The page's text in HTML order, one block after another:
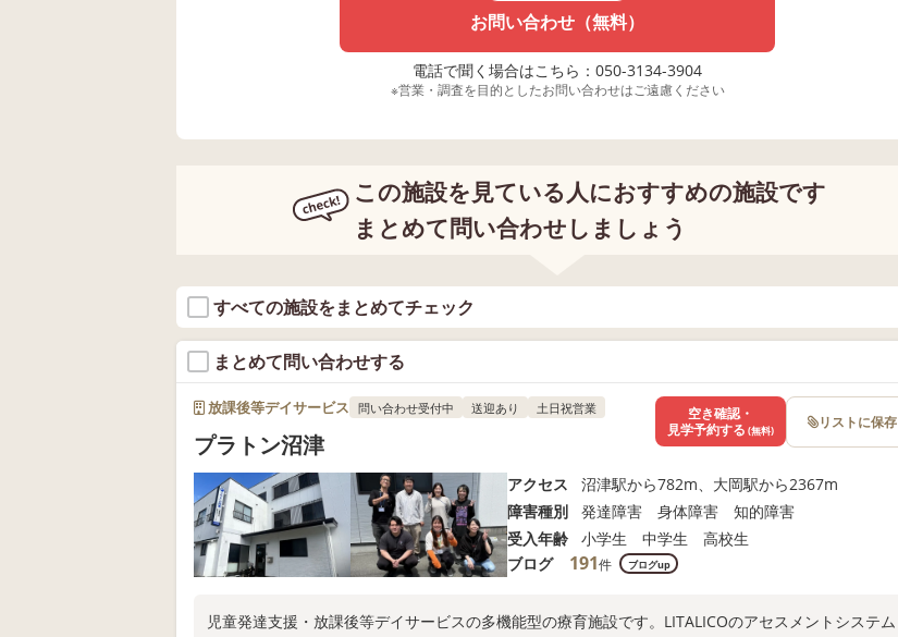
お問い合わせ（無料）
電話で聞く場合はこちら：050-3134-3904
※営業・調査を目的としたお問い合わせはご遠慮ください
この施設を見ている人におすすめの施設です
まとめて問い合わせしましょう
すべての施設をまとめてチェック
まとめて問い合わせする
放課後等デイサービス 問い合わせ受付中 送迎あり 土日祝営業
プラトン沼津
アクセス
沼津駅から782m、大岡駅から2367m
障害種別
発達障害 身体障害 知的障害
受入年齢
小学生 中学生 高校生
ブログ
191件 ブログup
児童発達支援・放課後等デイサービスの多機能型の療育施設です。LITALICOのアセスメントシステム
空き確認・
見学予約する (無料) リストに保存